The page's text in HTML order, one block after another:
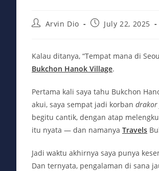
PostArvin Dio
PostJuly 22, 2025
Kalau ditanya, “Tempat mana di
Bukchon Hanok Village.
Pertama kali saya tahu Bukchon
akui, saya sempat jadi korban drakor
begitu cantik, dengan atap
itu nyata — dan namanya Travels
Jadi waktu akhirnya saya punya
Dan ternyata, pengalaman di sana